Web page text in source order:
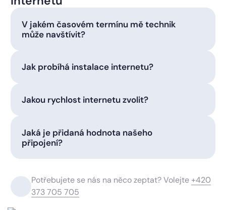
V jakém časovém termínu mě technik
může navštívit?
Jak probíhá instalace internetu?
Jakou rychlost internetu zvolit?
Jaká je přidaná hodnota našeho
připojení?
Potřebujete se nás na něco zeptat? Volejte+420
373 705 705